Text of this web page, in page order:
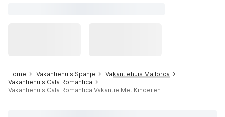
Home Vakantiehuis Spanje
Vakantiehuis Mallorca
Vakantiehuis Cala Romantica
Vakantiehuis Cala Romantica Vakantie Met Kinderen